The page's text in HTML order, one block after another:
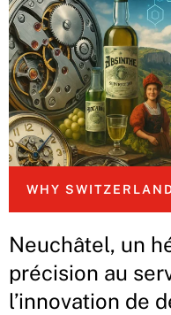
WHY
Neuchâtel, un
précision au
l’innovation de